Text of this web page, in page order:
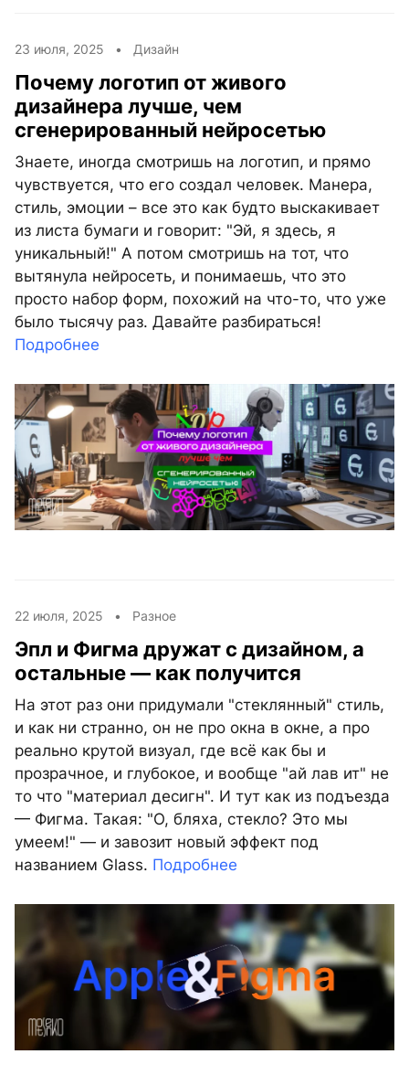
23 июля, 2025 • Дизайн
Почему логотип от живого
дизайнера лучше, чем
сгенерированный нейросетью
Знаете, иногда смотришь на логотип, и прямо
чувствуется, что его создал человек. Манера,
стиль, эмоции – все это как будто выскакивает
из листа бумаги и говорит: "Эй, я здесь, я
уникальный!" А потом смотришь на тот, что
вытянула нейросеть, и понимаешь, что это
просто набор форм, похожий на что-то, что уже
было тысячу раз. Давайте разбираться!
Подробнее
22 июля, 2025 • Разное
Эпл и Фигма дружат с дизайном, а
остальные — как получится
На этот раз они придумали "стеклянный" стиль,
и как ни странно, он не про окна в окне, а про
реально крутой визуал, где всё как бы и
прозрачное, и глубокое, и вообще "ай лав ит" не
то что "материал десигн". И тут как из подъезда
— Фигма. Такая: "О, бляха, стекло? Это мы
умеем!" — и завозит новый эффект под
названием Glass. Подробнее